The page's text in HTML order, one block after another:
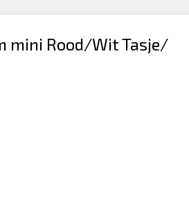
mini Rood/Wit Tasje/